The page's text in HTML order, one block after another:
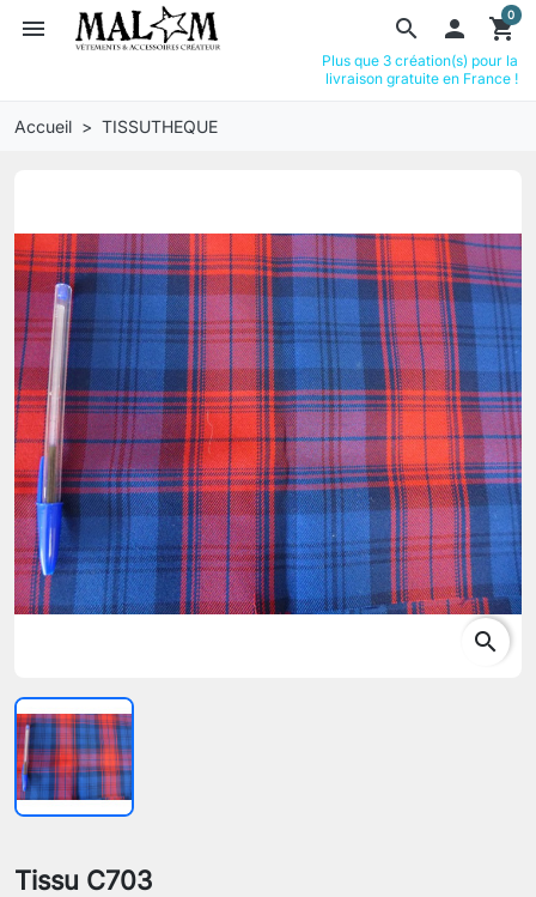
search
menu  shopping_cart
0
Plus que 3 création(s) pour la
livraison gratuite en France !
Accueil TISSUTHEQUE
search
Tissu C703